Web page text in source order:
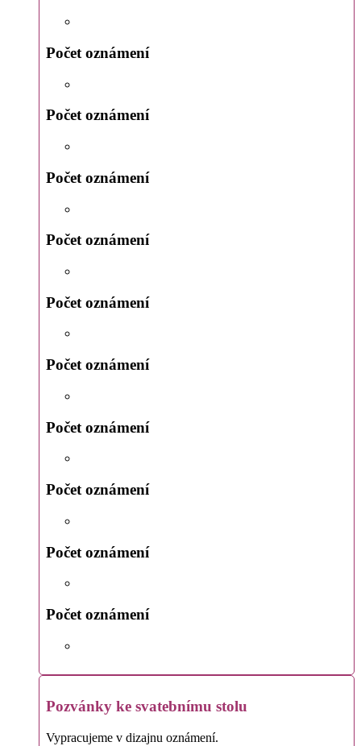
Počet oznámení
Počet oznámení
Počet oznámení
Počet oznámení
Počet oznámení
Počet oznámení
Počet oznámení
Počet oznámení
Počet oznámení
Počet oznámení
Pozvánky ke svatebnímu stolu
Vypracujeme v dizajnu oznámení.